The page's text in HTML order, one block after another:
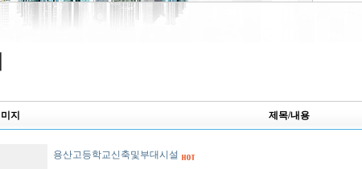
지 제목/내용
용산고등학교신축및부대시설